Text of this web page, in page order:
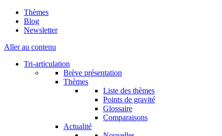
Thèmes
Blog
Newsletter
Aller au contenu
Tri-articulation
Brève présentation
Thèmes
Liste des thèmes
Points de gravité
Glossaire
Comparaisons
Actualité